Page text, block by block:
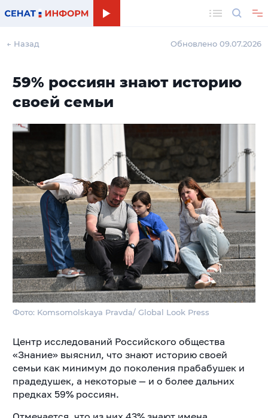
← Назад Обновлено 09.07.2026
59% россиян знают историю
своей семьи
Фото: Komsomolskaya Pravda/ Global Look Press
Центр исследований Российского общества
«Знание» выяснил, что знают историю своей
семьи как минимум до поколения прабабушек и
прадедушек, а некоторые — и о более дальних
предках 59% россиян.